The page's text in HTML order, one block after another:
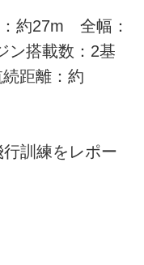
約27m 全幅：
ン搭載数：2基
距離：約
訓練をレポー